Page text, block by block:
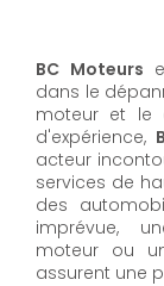
BC Moteurs
dans le
moteur et le
d'expérience,
acteur
services de
des
imprévue,
moteur ou
assurent une